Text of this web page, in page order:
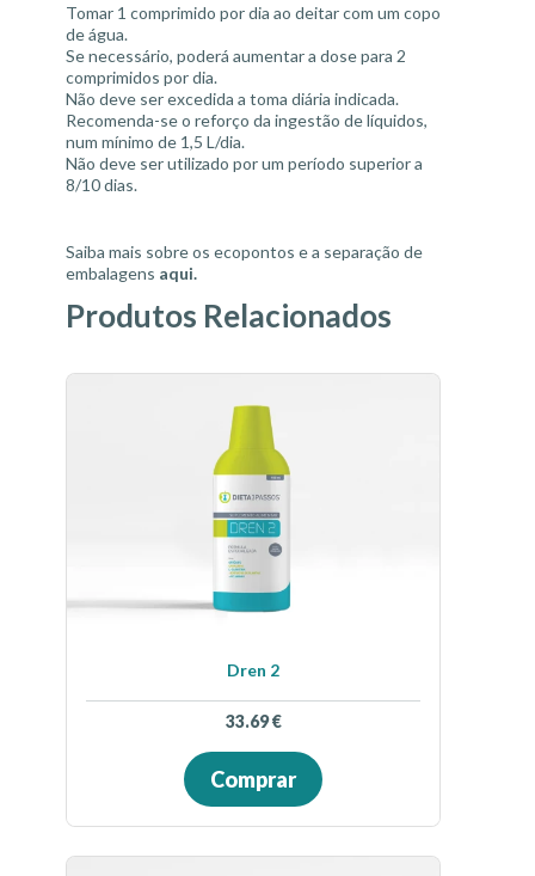
Tomar 1 comprimido por dia ao deitar com um copo
de água.
Se necessário, poderá aumentar a dose para 2
comprimidos por dia.
Não deve ser excedida a toma diária indicada.
Recomenda-se o reforço da ingestão de líquidos,
num mínimo de 1,5 L/dia.
Não deve ser utilizado por um período superior a
8/10 dias.
Saiba mais sobre os ecopontos e a separação de
embalagens aqui.
Produtos Relacionados
Dren 2
33.69€
Comprar